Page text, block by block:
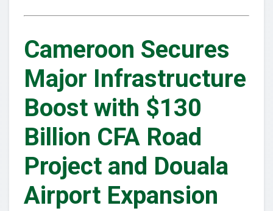
Cameroon Secures
Major Infrastructure
Boost with $130
Billion CFA Road
Project and Douala
Airport Expansion